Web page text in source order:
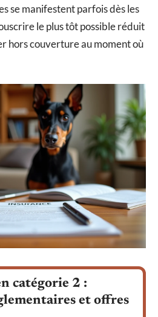
se manifestent parfois dès les
le plus tôt possible réduit
hors couverture au moment où
catégorie 2 :
et offres